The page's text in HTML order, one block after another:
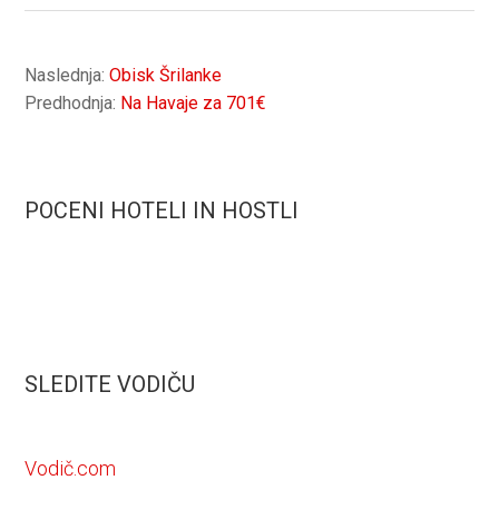
Naslednja:Obisk Šrilanke
Predhodnja: Na Havaje za 701€
POCENI HOTELI IN HOSTLI
SLEDITE VODIČU
Vodič.com